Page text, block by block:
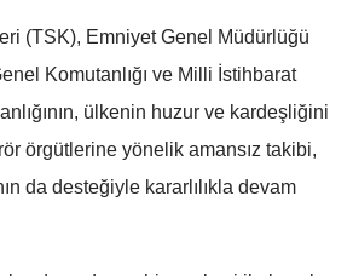
Isparta
Mersin
İstanbul
İzmir
(TSK), Emniyet Genel Müdürlüğü
Komutanlığı ve Milli İstihbarat
ülkenin huzur ve kardeşliğini
örgütlerine yönelik amansız takibi,
da desteğiyle kararlılıkla devam